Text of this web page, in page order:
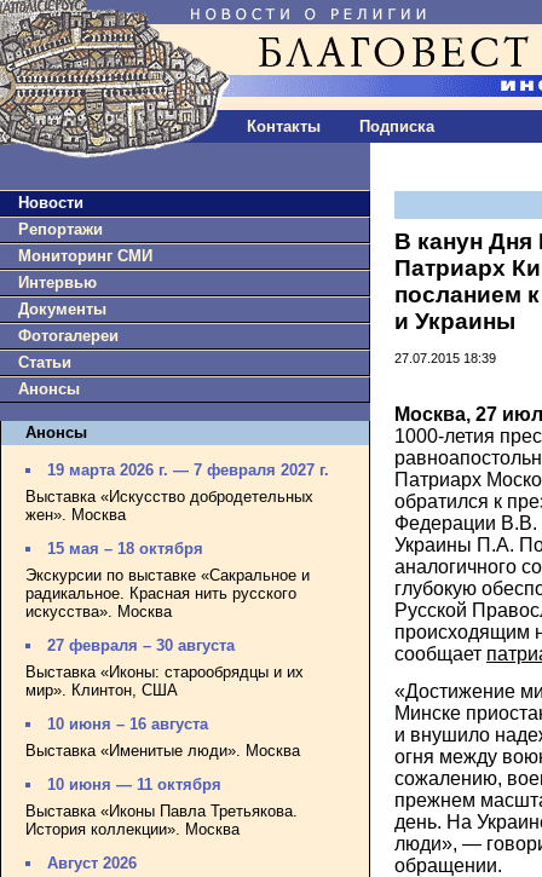
Контакты Подписка
Новости
Репортажи
Мониторинг СМИ
Интервью
Документы
Фотогалереи
Статьи
Анонсы
Анонсы
19 марта 2026 г. — 7 февраля 2027 г.
Выставка «Искусство добродетельных
жен». Москва
15 мая – 18 октября
Экскурсии по выставке «Сакральное и
радикальное. Красная нить русского
искусства». Москва
27 февраля – 30 августа
Выставка «Иконы: старообрядцы и их
мир». Клинтон, США
10 июня – 16 августа
Выставка «Именитые люди». Москва
10 июня — 11 октября
Выставка «Иконы Павла Третьякова.
История коллекции». Москва
Август 2026
В канун
Патриарх
посланием
и Украины
27.07.2015 18:39
Москва, 27
1000-летия
Патриарх
обратился к
Федерации В.В.
Украины П.А.
аналогичного
глубокую
Русской
происходящим
сообщает
«Достижение
Минске
и внушило
огня между
сожалению,
прежнем
день. На
люди», —
обращении.